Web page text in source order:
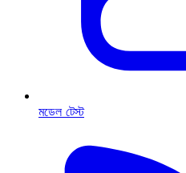
মডেল টেস্ট